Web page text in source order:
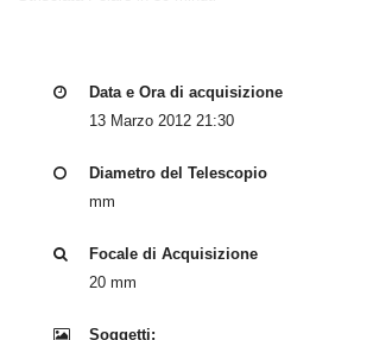
Data e Ora di acquisizione
13 Marzo 2012 21:30
Diametro del Telescopio
mm
Focale di Acquisizione
20 mm
Soggetti: